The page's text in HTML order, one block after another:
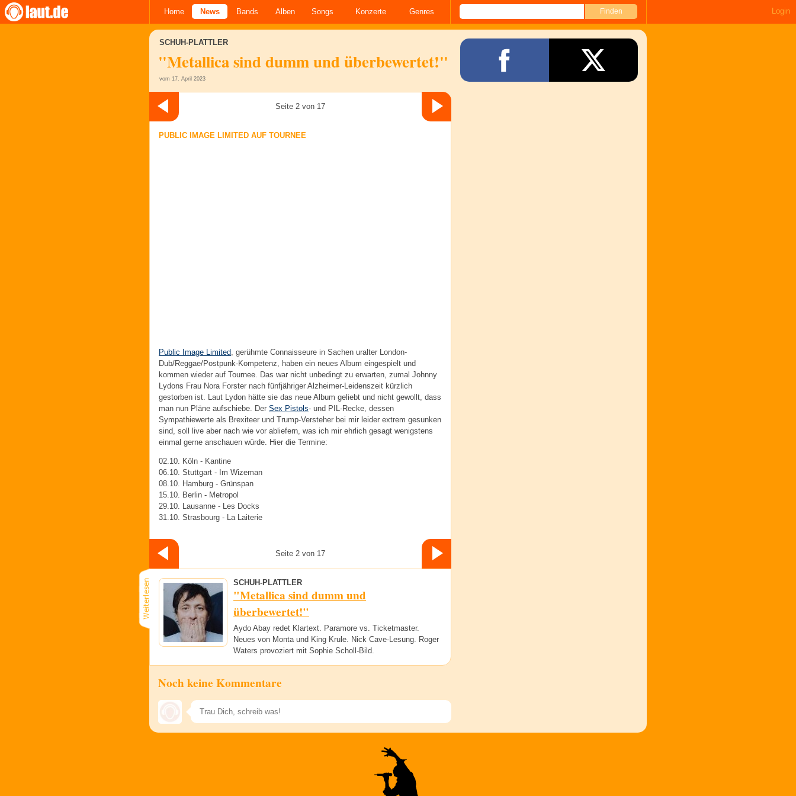
Home News Bands Alben Songs Konzerte Genres Login
SCHUH-PLATTLER
"Metallica sind dumm und überbewertet!"
vom 17. April 2023
Seite 2 von 17
PUBLIC IMAGE LIMITED AUF TOURNEE
Public Image Limited , gerühmte Connaisseure in Sachen uralter London-
Dub/Reggae/Postpunk-Kompetenz, haben ein neues Album eingespielt und
kommen wieder auf Tournee. Das war nicht unbedingt zu erwarten, zumal Johnny
Lydons Frau Nora Forster nach fünfjähriger Alzheimer-Leidenszeit kürzlich
gestorben ist. Laut Lydon hätte sie das neue Album geliebt und nicht gewollt, dass
man nun Pläne aufschiebe. Der Sex Pistols- und PIL-Recke, dessen
Sympathiewerte als Brexiteer und Trump-Versteher bei mir leider extrem gesunken
sind, soll live aber nach wie vor abliefern, was ich mir ehrlich gesagt wenigstens
einmal gerne anschauen würde. Hier die Termine:
02.10. Köln - Kantine
06.10. Stuttgart - Im Wizeman
08.10. Hamburg - Grünspan
15.10. Berlin - Metropol
29.10. Lausanne - Les Docks
31.10. Strasbourg - La Laiterie
Seite 2 von 17
SCHUH-PLATTLER
"Metallica sind dumm und
überbewertet!"
Aydo Abay redet Klartext. Paramore vs. Ticketmaster.
Neues von Monta und King Krule. Nick Cave-Lesung. Roger
Waters provoziert mit Sophie Scholl-Bild.
Noch keine Kommentare
Speichern